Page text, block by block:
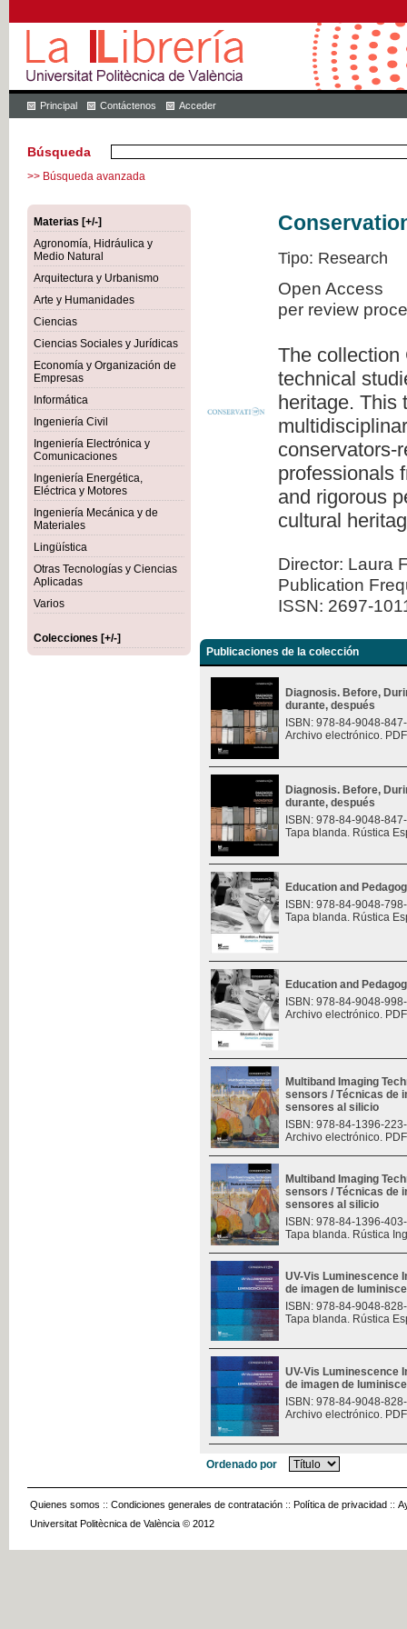
Principal Contáctenos Acceder
Búsqueda
>> Búsqueda avanzada
Materias [+/-]
Agronomía, Hidráulica y
Medio Natural
Arquitectura y Urbanismo
Arte y Humanidades
Ciencias
Ciencias Sociales y Jurídicas
Economía y Organización de
Empresas
Informática
Ingeniería Civil
Ingeniería Electrónica y
Comunicaciones
Ingeniería Energética,
Eléctrica y Motores
Ingeniería Mecánica y de
Materiales
Lingüística
Otras Tecnologías y Ciencias
Aplicadas
Varios
Colecciones [+/-]
Tipo: Research
Open Access
per review
The collection
technical
heritage. This
conservators-
professionals
and rigorous
cultural
Director: Laura
Publication
ISSN: 2697-
Publicaciones de la colección
Diagnosis. Before,
durante, después
ISBN: 978-84-9048-
Archivo electrónico.
Diagnosis. Before,
durante, después
ISBN: 978-84-9048-
Tapa blanda. Rústica
Education and
ISBN: 978-84-9048-
Tapa blanda. Rústica
Education and
ISBN: 978-84-9048-
Archivo electrónico.
Multiband Imaging
sensors / Técnicas de
sensores al silicio
ISBN: 978-84-1396-
Archivo electrónico.
Multiband Imaging
sensors / Técnicas de
sensores al silicio
ISBN: 978-84-1396-
Tapa blanda. Rústica
UV-Vis Luminescence
de imagen de
ISBN: 978-84-9048-
Tapa blanda. Rústica
UV-Vis Luminescence
de imagen de
ISBN: 978-84-9048-
Archivo electrónico.
Ordenado por
Quienes somos :: Condiciones generales de contratación :: Política de privacidad ::
Universitat Politècnica de València © 2012